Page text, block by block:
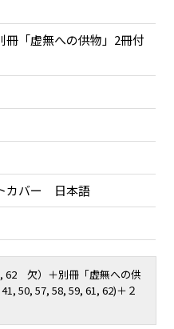
「虚無への供物」2冊付
カバー 日本語
62 欠）＋別冊「虚無への供
50, 57, 58, 59, 61, 62)＋２